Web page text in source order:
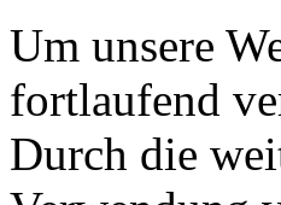
Um unsere
fortlaufend
Durch die